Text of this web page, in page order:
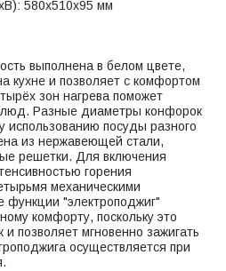
580х510х95 мм
выполнена в белом цвете,
кухне и позволяет с комфортом
зон нагрева поможет
Разные диаметры конфорок
использованию посуды разного
из нержавеющей стали,
решетки. Для включения
горения
механическими
функции "электроподжиг"
комфорту, поскольку это
и позволяет мгновенно зажигать
осуществляется при